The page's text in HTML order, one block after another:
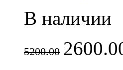
В наличии
5200.00